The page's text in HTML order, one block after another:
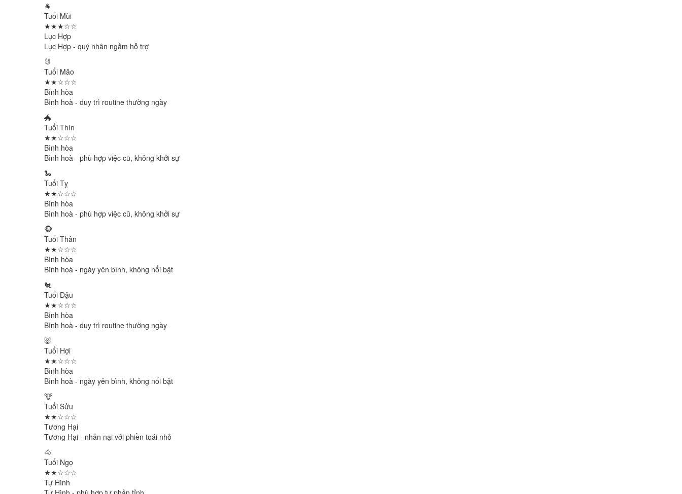
🐐
Tuổi Mùi
★★★☆☆
Lục Hợp
Lục Hợp - quý nhân ngầm hỗ trợ
🐰
Tuổi Mão
★★☆☆☆
Bình hòa
Bình hoà - duy trì routine thường ngày
🐲
Tuổi Thìn
★★☆☆☆
Bình hòa
Bình hoà - phù hợp việc cũ, không khởi sự
🐍
Tuổi Tỵ
★★☆☆☆
Bình hòa
Bình hoà - phù hợp việc cũ, không khởi sự
🐵
Tuổi Thân
★★☆☆☆
Bình hòa
Bình hoà - ngày yên bình, không nổi bật
🐔
Tuổi Dậu
★★☆☆☆
Bình hòa
Bình hoà - duy trì routine thường ngày
🐷
Tuổi Hợi
★★☆☆☆
Bình hòa
Bình hoà - ngày yên bình, không nổi bật
🐮
Tuổi Sửu
★★☆☆☆
Tương Hại
Tương Hại - nhẫn nại với phiền toái nhỏ
🐴
Tuổi Ngọ
★★☆☆☆
Tự Hình